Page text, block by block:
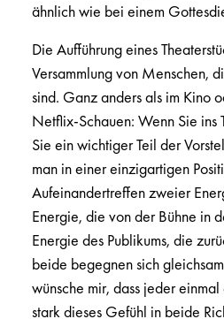
ähnlich wie bei einem
Die Aufführung eines
Versammlung von Menschen,
sind. Ganz anders als im Kino
Netflix-Schauen: Wenn Sie ins
Sie ein wichtiger Teil der
man in einer einzigartigen
Aufeinandertreffen zweier
Energie, die von der Bühne in
Energie des Publikums, die
beide begegnen sich
wünsche mir, dass jeder
stark dieses Gefühl in beide